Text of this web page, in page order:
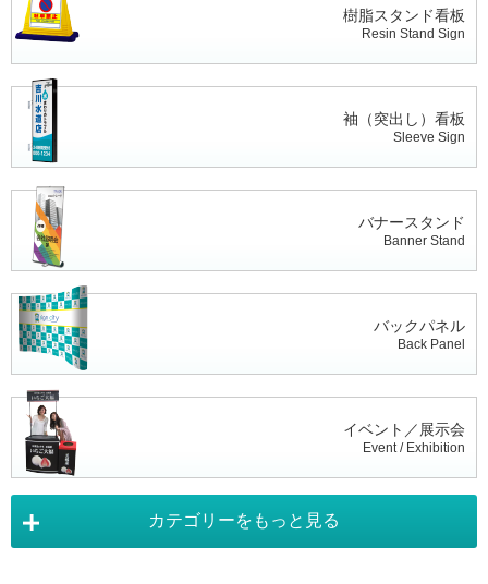
樹脂スタンド看板
Resin Stand Sign
袖（突出し）看板
Sleeve Sign
バナースタンド
Banner Stand
バックパネル
Back Panel
イベント／展示会
Event / Exhibition
Tapestry
カテゴリーをもっと見る